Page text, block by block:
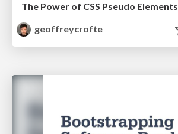
The Power of CSS Pseudo Elements
geoffreycrofte